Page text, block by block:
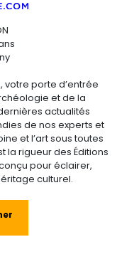
votre porte d’entrée
et de la
actualités
de nos experts et
et l’art sous toutes
la rigueur des Éditions
pour éclairer,
culturel.